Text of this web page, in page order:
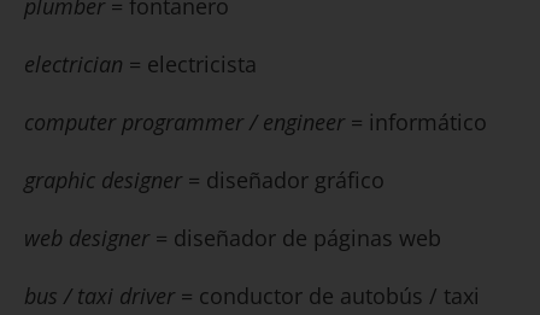
plumber = fontanero
electrician = electricista
computer programmer / engineer = informático
graphic designer = diseñador gráfico
web designer = diseñador de páginas web
bus / taxi driver = conductor de autobús / taxi